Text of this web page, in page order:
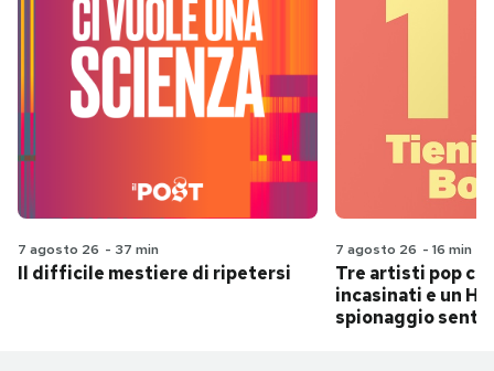
7 agosto 26 - 37 min
Il difficile mestiere di ripetersi
7 agosto 26 - 16 min
Tre artisti pop
incasinati e un
spionaggio